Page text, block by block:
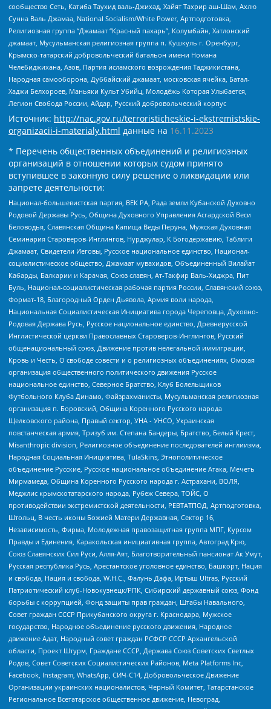
сообщество Сеть, Катиба Таухид валь-Джихад, Хайят Тахрир аш-Шам, Ахлю
Сунна Валь Джамаа, National Socialism/White Power, Артподготовка,
Религиозная группа “Джамаат “Красный пахарь”, Колумбайн, Хатлонский
джамаат, Мусульманская религиозная группа п. Кушкуль г. Оренбург,
Крымско-татарский добровольческий батальон имени Номана
Челебиджихана, Азов, Партия исламского возрождения Таджикистана,
Народная самооборона, Дуббайский джамаат, московская ячейка, Батал-
Хаджи Белхороев, Маньяки Культ Убийц, Молодёжь Которая Улыбается,
Легион Свобода России, Айдар, Русский добровольческий корпус
Источник: http://nac.gov.ru/terroristicheskie-i-ekstremistskie-
organizacii-i-materialy.html данные на 16.11.2023
* Перечень общественных объединений и религиозных
организаций в отношении которых судом принято
вступившее в законную силу решение о ликвидации или
запрете деятельности:
Национал-большевистская партия, ВЕК РА, Рада земли Кубанской Духовно
Родовой Державы Русь, Община Духовного Управления Асгардской Веси
Беловодья, Славянская Община Капища Веды Перуна, Мужская Духовная
Семинария Староверов-Инглингов, Нурджулар, К Богодержавию, Таблиги
Джамаат, Свидетели Иеговы, Русское национальное единство, Национал-
социалистическое общество, Джамаат мувахидов, Объединенный Вилайат
Кабарды, Балкарии и Карачая, Союз славян, Ат-Такфир Валь-Хиджра, Пит
Буль, Национал-социалистическая рабочая партия России, Славянский союз,
Формат-18, Благородный Орден Дьявола, Армия воли народа,
Национальная Социалистическая Инициатива города Череповца, Духовно-
Родовая Держава Русь, Русское национальное единство, Древнерусской
Инглистической церкви Православных Староверов-Инглингов, Русский
общенациональный союз, Движение против нелегальной иммиграции,
Кровь и Честь, О свободе совести и о религиозных объединениях, Омская
организация общественного политического движения Русское
национальное единство, Северное Братство, Клуб Болельщиков
Футбольного Клуба Динамо, Файзрахманисты, Мусульманская религиозная
организация п. Боровский, Община Коренного Русского народа
Щелковского района, Правый сектор, УНА - УНСО, Украинская
повстанческая армия, Тризуб им. Степана Бандеры, Братство, Белый Крест,
Misanthropic division, Религиозное объединение последователей инглиизма,
Народная Социальная Инициатива, TulaSkins, Этнополитическое
объединение Русские, Русское национальное объединение Атака, Мечеть
Мирмамеда, Община Коренного Русского народа г. Астрахани, ВОЛЯ,
Меджлис крымскотатарского народа, Рубеж Севера, ТОЙС, О
противодействии экстремистской деятельности, РЕВТАТПОД, Артподготовка,
Штольц, В честь иконы Божией Матери Державная, Сектор 16,
Независимость, Фирма, Молодежная правозащитная группа МПГ, Курсом
Правды и Единения, Каракольская инициативная группа, Автоград Крю,
Союз Славянских Сил Руси, Алля-Аят, Благотворительный пансионат Ак Умут,
Русская республика Русь, Арестантское уголовное единство, Башкорт, Нация
и свобода, Нация и свобода, W.H.С., Фалунь Дафа, Иртыш Ultras, Русский
Патриотический клуб-Новокузнецк/РПК, Сибирский державный союз, Фонд
борьбы с коррупцией, Фонд защиты прав граждан, Штабы Навального,
Совет граждан СССР Прикубанского округа г. Краснодара, Мужское
государство, Народное объединение русского движения, Народное
движение Адат, Народный совет граждан РСФСР СССР Архангельской
области, Проект Штурм, Граждане СССР, Держава Союз Советских Светлых
Родов, Совет Советских Социалистических Районов, Meta Platforms Inc,
Facebook, Instagram, WhatsApp, СИЧ-С14, Добровольческое Движение
Организации украинских националистов, Черный Комитет, Татарстанское
Региональное Всетатарское общественное движение, Невоград,